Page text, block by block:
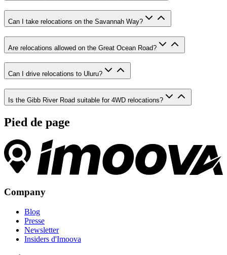
Can I take relocations on the Savannah Way?
Are relocations allowed on the Great Ocean Road?
Can I drive relocations to Uluru?
Is the Gibb River Road suitable for 4WD relocations?
Pied de page
Company
Blog
Presse
Newsletter
Insiders d'Imoova